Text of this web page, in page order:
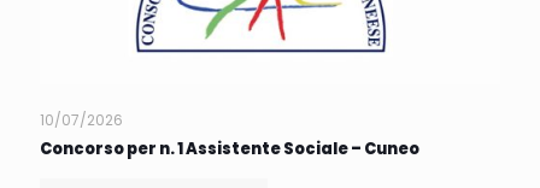
10/07/2026
Concorso per n. 1 Assistente Sociale – Cuneo